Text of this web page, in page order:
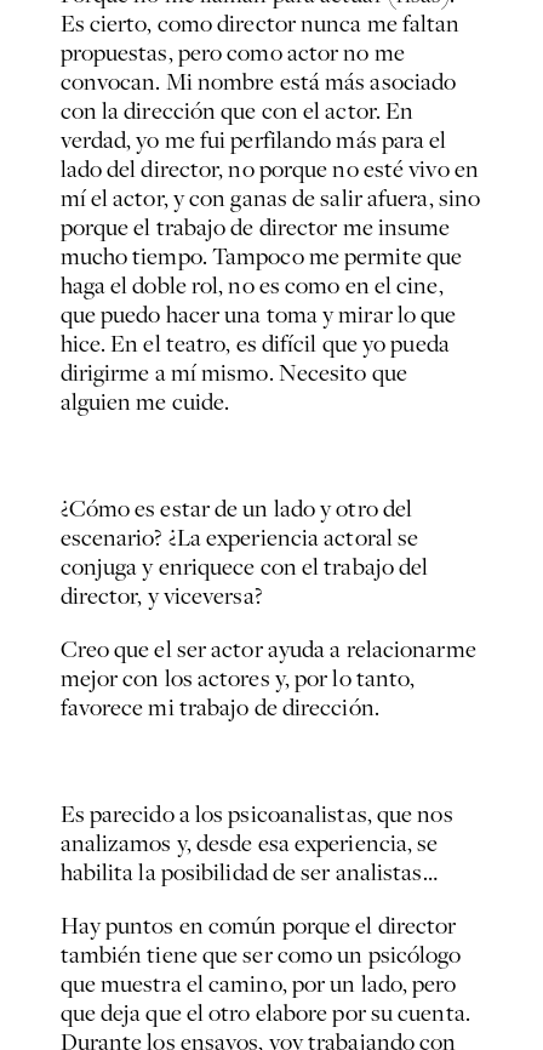
Es cierto, como director nunca me faltan
propuestas, pero como actor no me
convocan. Mi nombre está más asociado
con la dirección que con el actor. En
verdad, yo me fui perfilando más para el
lado del director, no porque no esté vivo en
mí el actor, y con ganas de salir afuera, sino
porque el trabajo de director me insume
mucho tiempo. Tampoco me permite que
haga el doble rol, no es como en el cine,
que puedo hacer una toma y mirar lo que
hice. En el teatro, es difícil que yo pueda
dirigirme a mí mismo. Necesito que
alguien me cuide.
¿Cómo es estar de un lado y otro del
escenario? ¿La experiencia actoral se
conjuga y enriquece con el trabajo del
director, y viceversa?
Creo que el ser actor ayuda a relacionarme
mejor con los actores y, por lo tanto,
favorece mi trabajo de dirección.
Es parecido a los psicoanalistas, que nos
analizamos y, desde esa experiencia, se
habilita la posibilidad de ser analistas…
Hay puntos en común porque el director
también tiene que ser como un psicólogo
que muestra el camino, por un lado, pero
que deja que el otro elabore por su cuenta.
Durante los ensayos, voy trabajando con